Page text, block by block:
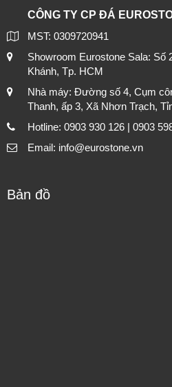
CÔNG TY CP ĐÁ
MST: 0309720941
Showroom Eurostone Sala:
Khánh, Tp. HCM
Nhà máy: Đường số 4, Cụm
Thanh, ấp 3, Xã Nhơn Trạch,
Hotline: 0903 930 126 | 0903
Email: info@eurostone.vn
Bản đồ